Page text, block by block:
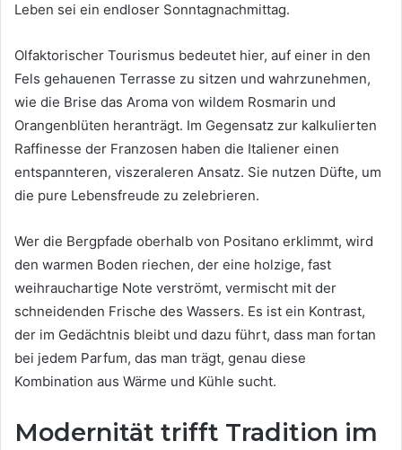
Leben sei ein endloser Sonntagnachmittag.
Olfaktorischer Tourismus bedeutet hier, auf einer in den
Fels gehauenen Terrasse zu sitzen und wahrzunehmen,
wie die Brise das Aroma von wildem Rosmarin und
Orangenblüten heranträgt. Im Gegensatz zur kalkulierten
Raffinesse der Franzosen haben die Italiener einen
entspannteren, viszeraleren Ansatz. Sie nutzen Düfte, um
die pure Lebensfreude zu zelebrieren.
Wer die Bergpfade oberhalb von Positano erklimmt, wird
den warmen Boden riechen, der eine holzige, fast
weihrauchartige Note verströmt, vermischt mit der
schneidenden Frische des Wassers. Es ist ein Kontrast,
der im Gedächtnis bleibt und dazu führt, dass man fortan
bei jedem Parfum, das man trägt, genau diese
Kombination aus Wärme und Kühle sucht.
Modernität trifft Tradition im